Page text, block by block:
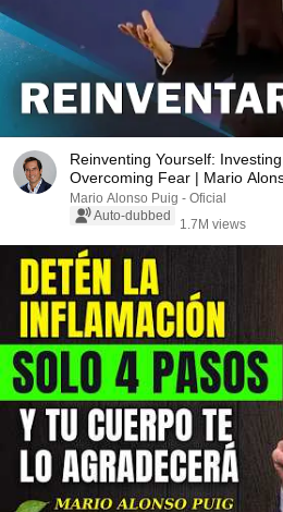
Reinventing Yourself:
Overcoming Fear | Mario
Mario Alonso Puig - Oficial
Auto-dubbed
1.7M views